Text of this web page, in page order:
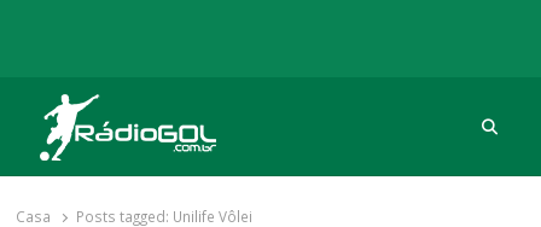
Rádio Gol
Há mais de 20 anos com as melhores coberturas
Casa Posts tagged: Unilife Vôlei